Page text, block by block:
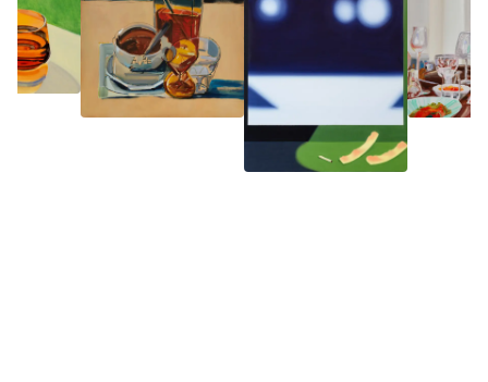
검은 물과 투명
한 물
밤으로
있는 식